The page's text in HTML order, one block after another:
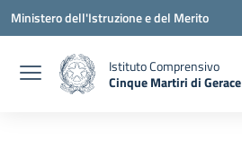
Vai ai contenuti
Vai al menu di navigazione
Vai al footer
Ministero dell'Istruzione e del Merito
Istituto Comprensivo
Cinque Martiri di Gerace